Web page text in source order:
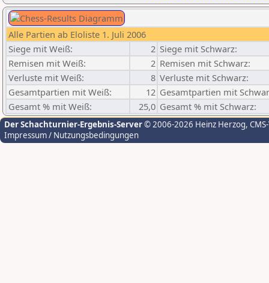
Alle Partien ab Eloliste 1. Juli 2006
Siege mit Weiß:
2 Siege mit Schwarz:
Remisen mit Weiß:
2 Remisen mit Schwarz:
Verluste mit Weiß:
8 Verluste mit Schwarz:
Gesamtpartien mit Weiß:
12 Gesamtpartien mit
Gesamt % mit Weiß:
25,0 Gesamt % mit Schwarz:
Der Schachturnier-Ergebnis-Server© 2006-2026 Heinz Herzog,
Impressum / Nutzungsbedingungen